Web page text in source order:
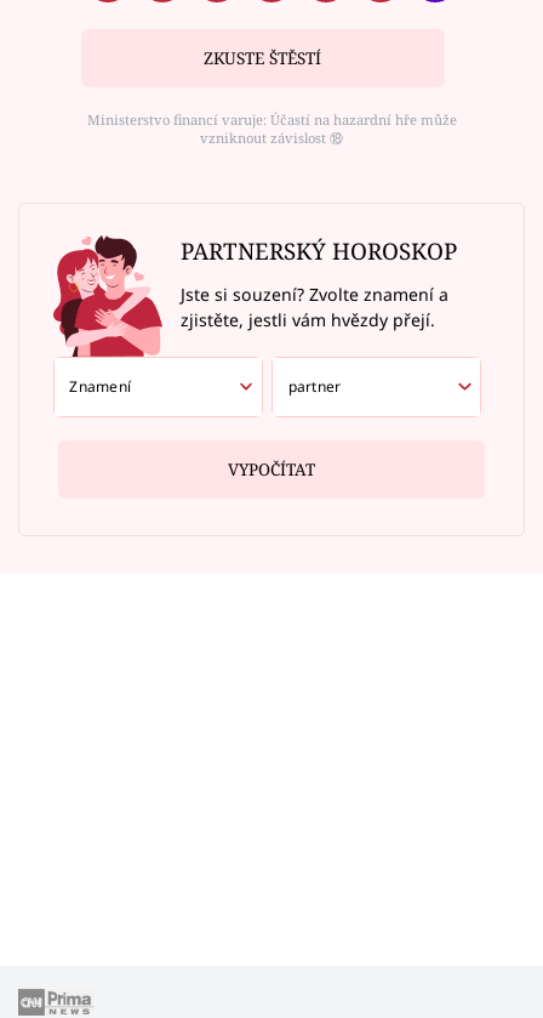
ZKUSTE ŠTĚSTÍ
Ministerstvo financí varuje: Účastí na hazardní hře může
vzniknout závislost ⑱
PARTNERSKÝ HOROSKOP
Jste si souzení? Zvolte znamení a
zjistěte, jestli vám hvězdy přejí.
VYPOČÍTAT